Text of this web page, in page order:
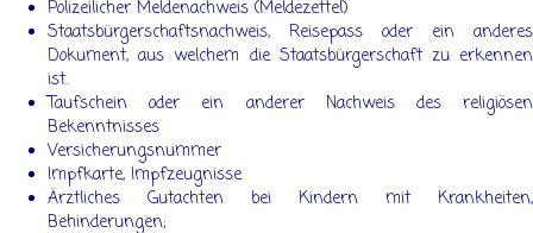
Polizeilicher Meldenachweis (Meldezettel)
Staatsbürgerschaftsnachweis, Reisepass oder ein anderes
Dokument, aus welchem die Staatsbürgerschaft zu erkennen
ist.
Taufschein oder ein anderer Nachweis des religiösen
Bekenntnisses
Versicherungsnummer
Impfkarte, Impfzeugnisse
Ärztliches Gutachten bei Kindern mit Krankheiten,
Behinderungen;